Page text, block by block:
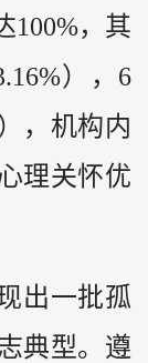
100%，其
），6
，机构内
理关怀优
出一批孤
典型。遵